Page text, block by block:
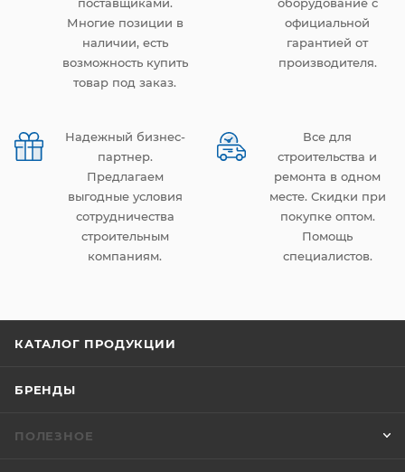
Многие позиции в
наличии, есть
возможность купить
товар под заказ.
официальной
гарантией от
производителя.
Надежный бизнес-
партнер.
Предлагаем
выгодные условия
сотрудничества
строительным
компаниям.
Все для
строительства и
ремонта в одном
месте. Скидки при
покупке оптом.
Помощь
специалистов.
КАТАЛОГ ПРОДУКЦИИ
БРЕНДЫ
ПОЛЕЗНОЕ